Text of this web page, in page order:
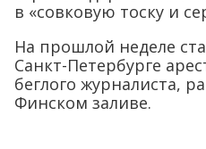
в «совковую тоску и
На прошлой неделе
Санкт-Петербурге
беглого журналиста,
Финском заливе.